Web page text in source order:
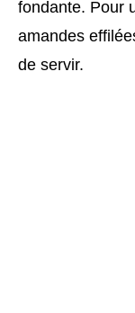
fondante. Pour
amandes
de servir.